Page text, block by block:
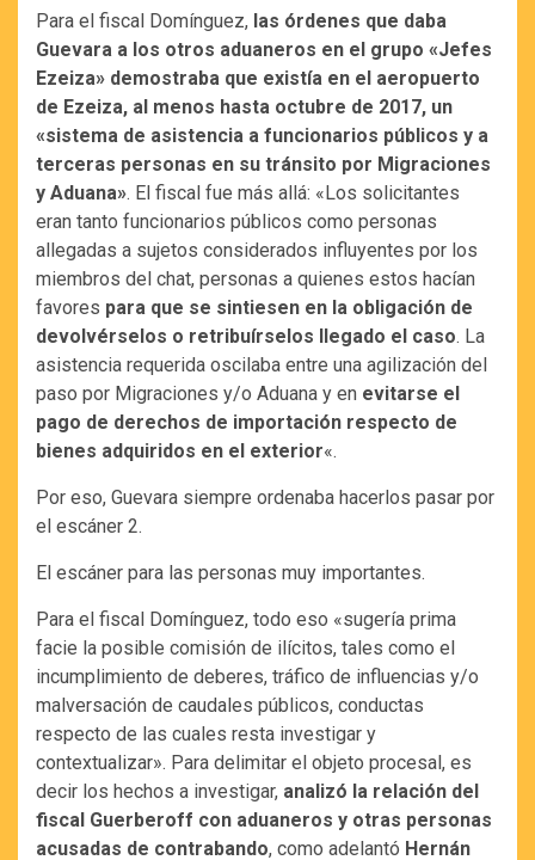
Para el fiscal Domínguez, las órdenes que daba
Guevara a los otros aduaneros en el grupo «Jefes
Ezeiza» demostraba que existía en el aeropuerto
de Ezeiza, al menos hasta octubre de 2017, un
«sistema de asistencia a funcionarios públicos y a
terceras personas en su tránsito por Migraciones
y Aduana». El fiscal fue más allá: «Los solicitantes
eran tanto funcionarios públicos como personas
allegadas a sujetos considerados influyentes por los
miembros del chat, personas a quienes estos hacían
favores para que se sintiesen en la obligación de
devolvérselos o retribuírselos llegado el caso. La
asistencia requerida oscilaba entre una agilización del
paso por Migraciones y/o Aduana y en evitarse el
pago de derechos de importación respecto de
bienes adquiridos en el exterior«.
Por eso, Guevara siempre ordenaba hacerlos pasar por
el escáner 2.
El escáner para las personas muy importantes.
Para el fiscal Domínguez, todo eso «sugería prima
facie la posible comisión de ilícitos, tales como el
incumplimiento de deberes, tráfico de influencias y/o
malversación de caudales públicos, conductas
respecto de las cuales resta investigar y
contextualizar». Para delimitar el objeto procesal, es
decir los hechos a investigar, analizó la relación del
fiscal Guerberoff con aduaneros y otras personas
acusadas de contrabando, como adelantó Hernán